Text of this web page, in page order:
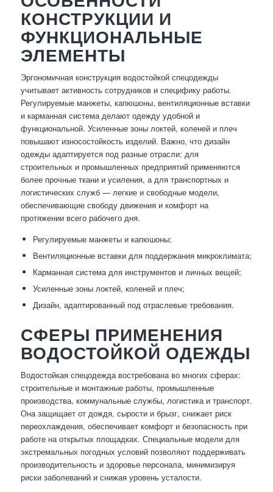
КОНСТРУКЦИИ И
ФУНКЦИОНАЛЬНЫЕ
ЭЛЕМЕНТЫ
Эргономичная конструкция водостойкой спецодежды
учитывает активность сотрудников и специфику работы.
Регулируемые манжеты, капюшоны, вентиляционные вставки
и карманная система делают одежду удобной и
функциональной. Усиленные зоны локтей, коленей и плеч
повышают износостойкость изделий. Важно, что дизайн
одежды адаптируется под разные отрасли: для
строительных и промышленных предприятий применяются
более прочные ткани и усиления, а для транспортных и
логистических служб — легкие и свободные модели,
обеспечивающие свободу движения и комфорт на
протяжении всего рабочего дня.
Регулируемые манжеты и капюшоны;
Вентиляционные вставки для поддержания микроклимата;
Карманная система для инструментов и личных вещей;
Усиленные зоны локтей, коленей и плеч;
Дизайн, адаптированный под отраслевые требования.
СФЕРЫ ПРИМЕНЕНИЯ
ВОДОСТОЙКОЙ ОДЕЖДЫ
Водостойкая спецодежда востребована во многих сферах:
строительные и монтажные работы, промышленные
производства, коммунальные службы, логистика и транспорт.
Она защищает от дождя, сырости и брызг, снижает риск
переохлаждения, обеспечивает комфорт и безопасность при
работе на открытых площадках. Специальные модели для
экстремальных погодных условий позволяют поддерживать
производительность и здоровье персонала, минимизируя
риски заболеваний и снижая уровень усталости.